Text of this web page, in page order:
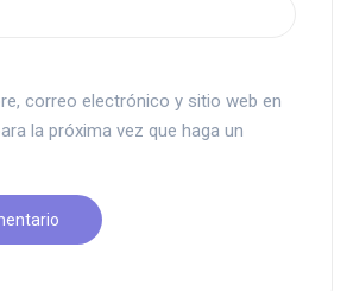
correo electrónico y sitio web en
la próxima vez que haga un